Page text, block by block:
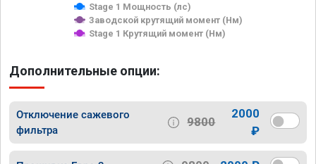
Stage 1 Мощность (лс)
Заводской крутящий момент (Нм)
Stage 1 Крутящий момент (Нм)
Дополнительные опции:
Отключение сажевого
фильтра
9800
2000
₽